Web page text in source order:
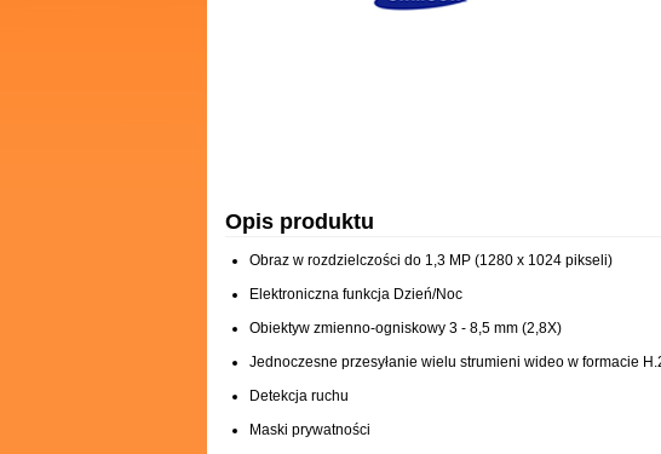
Opis produktu
Obraz w rozdzielczości do 1,3 MP (1280 x 1024 pikseli)
Elektroniczna funkcja Dzień/Noc
Obiektyw zmienno-ogniskowy 3 - 8,5 mm (2,8X)
Jednoczesne przesyłanie wielu strumieni wideo w formacie
Detekcja ruchu
Maski prywatności